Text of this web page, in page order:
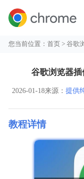
您当前位置：首页 > 谷歌
谷歌浏览器
2026-01-18来源： 提供
教程详情